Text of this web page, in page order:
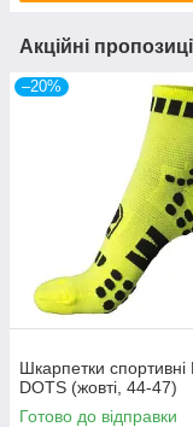
Акційні
–20%
Шкарпетки спортивні
DOTS (жовті, 44-47)
Готово до відправки